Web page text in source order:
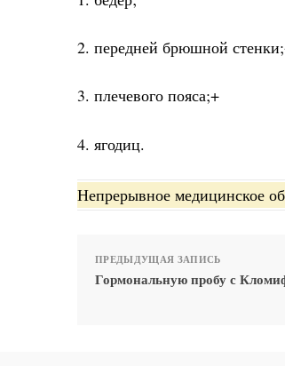
2. передней брюшной
3. плечевого пояса;+
4. ягодиц.
Непрерывное медицинское
ПРЕДЫДУЩАЯ ЗАПИСЬ
Гормональную пробу с